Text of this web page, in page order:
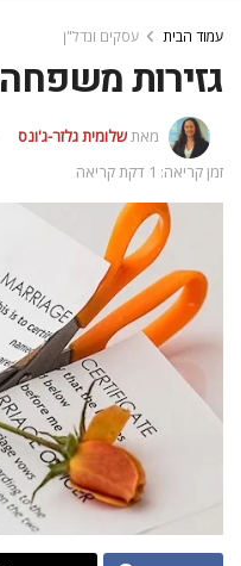
עמוד הבית עסקים ונדל"ן
גזירות משפחה
מאתשלומית גלזר-ג'ונס
זמן קריאה: 1 דקת קריאה